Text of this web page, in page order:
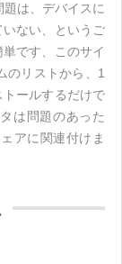
は、デバイスに
ない、というご
です、このサイ
のリストから、1
ールするだけで
は問題のあった
アに関連付けま